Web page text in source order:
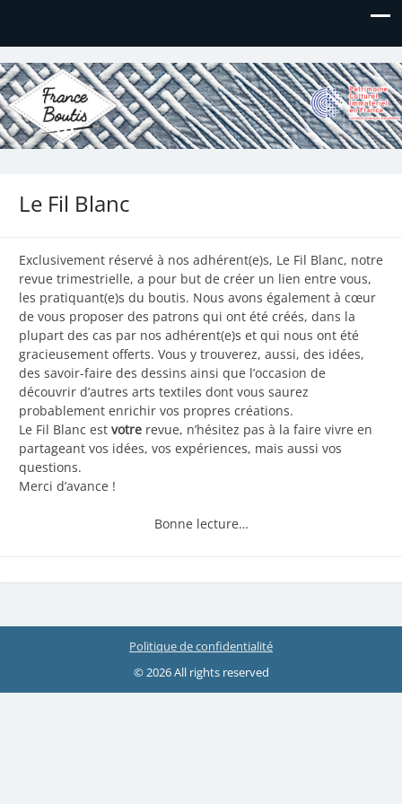
France Boutis
Le site de France Boutis
Le Fil Blanc
Exclusivement réservé à nos adhérent(e)s, Le Fil Blanc, notre
revue trimestrielle, a pour but de créer un lien entre vous,
les pratiquant(e)s du boutis. Nous avons également à cœur
de vous proposer des patrons qui ont été créés, dans la
plupart des cas par nos adhérent(e)s et qui nous ont été
gracieusement offerts. Vous y trouverez, aussi, des idées,
des savoir-faire des dessins ainsi que l’occasion de
découvrir d’autres arts textiles dont vous saurez
probablement enrichir vos propres créations.
Le Fil Blanc est votre revue, n’hésitez pas à la faire vivre en
partageant vos idées, vos expériences, mais aussi vos
questions.
Merci d’avance !
Bonne lecture…
Politique de confidentialité
© 2026 All rights reserved